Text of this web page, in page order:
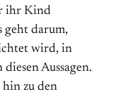
ihr Kind
geht darum,
wird, in
Aussagen.
hin zu den